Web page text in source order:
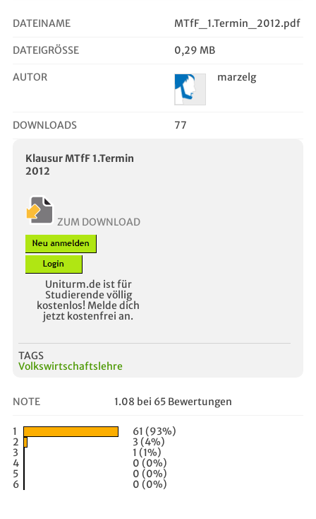
DATEINAME MTfF_1.Termin_2012.pdf
DATEIGRÖSSE 0,29 MB
AUTOR marzelg
DOWNLOADS 77
Klausur MTfF 1.Termin
2012
ZUM DOWNLOAD
Uniturm.de ist für
Studierende völlig
kostenlos! Melde dich
jetzt kostenfrei an.
TAGS
Volkswirtschaftslehre
NOTE 1.08 bei 65 Bewertungen
1
61 (93%)
2
3 (4%)
3
1 (1%)
4
0 (0%)
5
0 (0%)
6
0 (0%)